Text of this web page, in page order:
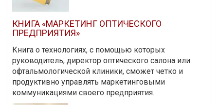
КНИГА «МАРКЕТИНГ ОПТИЧЕСКОГО
ПРЕДПРИЯТИЯ»
Книга о технологиях, с помощью которых
руководитель, директор оптического салона или
офтальмологической клиники, сможет четко и
продуктивно управлять маркетинговыми
коммуникациями своего предприятия.